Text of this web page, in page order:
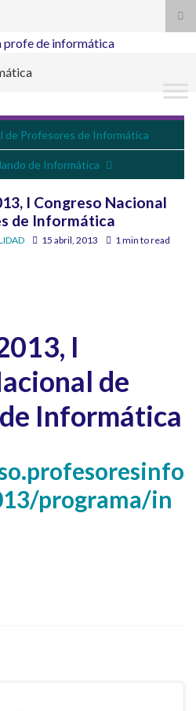
el
de Profesores de Informática
de Informática
I Congreso Nacional
de Informática
15 abril, 2013 1 min to read
I
de
Informática
programa/in